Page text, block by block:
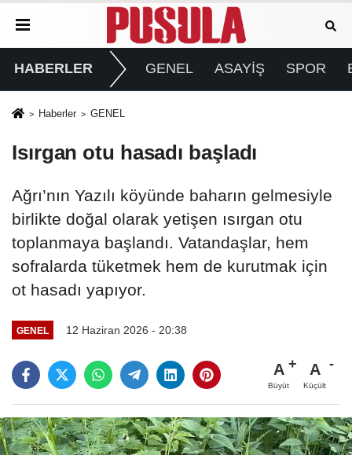
HABERLER GENEL ASAYİŞ SPOR
Haberler GENEL
Isırgan otu hasadı başladı
Ağrı’nın Yazılı köyünde baharın gelmesiyle
birlikte doğal olarak yetişen ısırgan otu
toplanmaya başlandı. Vatandaşlar, hem
sofralarda tüketmek hem de kurutmak için
ot hasadı yapıyor.
GENEL 12 Haziran 2026 - 20:38
A
Büyüt
A
Küçült